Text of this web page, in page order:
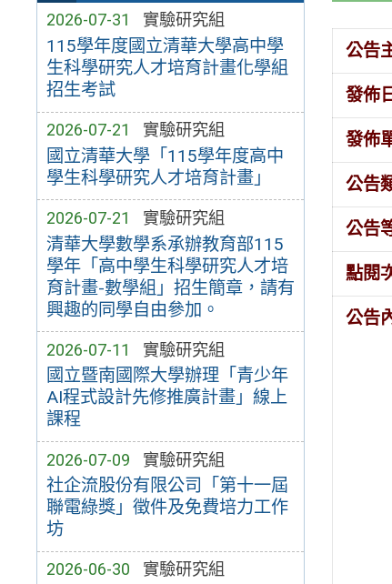
2026-07-31 實驗研究組
115學年度國立清華大學高中學
生科學研究人才培育計畫化學組
招生考試
2026-07-21 實驗研究組
國立清華大學「115學年度高中
學生科學研究人才培育計畫」
2026-07-21 實驗研究組
清華大學數學系承辦教育部115
學年「高中學生科學研究人才培
育計畫-數學組」招生簡章，請有
興趣的同學自由參加。
2026-07-11 實驗研究組
國立暨南國際大學辦理「青少年
AI程式設計先修推廣計畫」線上
課程
2026-07-09 實驗研究組
社企流股份有限公司「第十一屆
聯電綠獎」徵件及免費培力工作
坊
2026-06-30 實驗研究組
公告
發佈
發佈
公告
公告
點閱
公告